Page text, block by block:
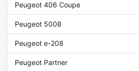
Peugeot 406 Coupe
Peugeot 5008
Peugeot e-208
Peugeot Partner